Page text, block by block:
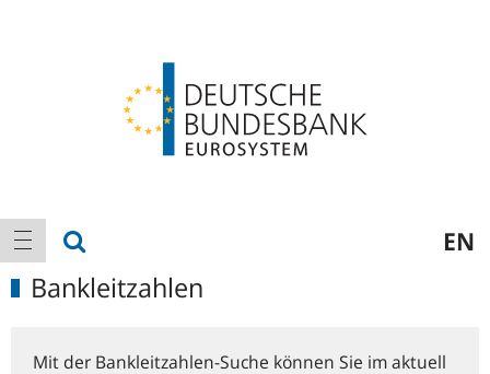
Hauptnavigation
Navigation anzeigen EN
Bankleitzahlen
Mit der Bankleitzahlen-Suche können Sie im aktuell